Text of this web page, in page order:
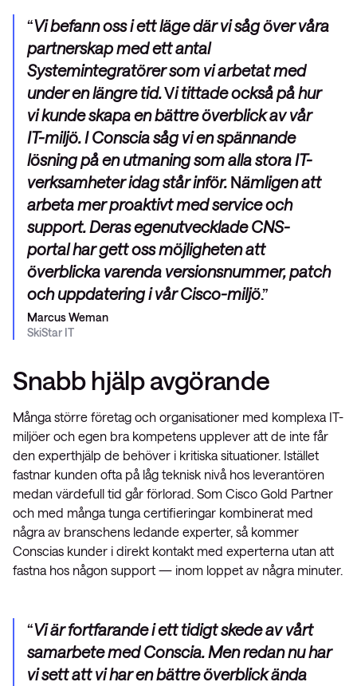
Vi befann oss i ett läge där vi såg över våra
partnerskap med ett antal
Systemintegratörer som vi arbetat med
under en längre tid.Vi tittade också på hur
vi kunde skapa en bättre överblick av vår
IT-miljö. I Conscia såg vi en spännande
lösning på en utmaning som alla stora IT-
verksamheter idag står inför. Nämligen att
arbeta mer proaktivt med service och
support. Deras egenutvecklade CNS-
portal har gett oss möjligheten att
överblicka varenda versionsnummer, patch
och uppdatering i vår Cisco-miljö.
Marcus Weman
SkiStar IT
Snabb hjälp avgörande
Många större företag och organisationer med komplexa IT-
miljöer och egen bra kompetens upplever att de inte får
den experthjälp de behöver i kritiska situationer. Istället
fastnar kunden ofta på låg teknisk nivå hos leverantören
medan värdefull tid går förlorad. Som Cisco Gold Partner
och med många tunga certifieringar kombinerat med
några av branschens ledande experter, så kommer
Conscias kunder i direkt kontakt med experterna utan att
fastna hos någon support — inom loppet av några minuter.
Vi är fortfarande i ett tidigt skede av vårt
samarbete med Conscia. Men redan nu har
vi sett att vi har en bättre överblick ända